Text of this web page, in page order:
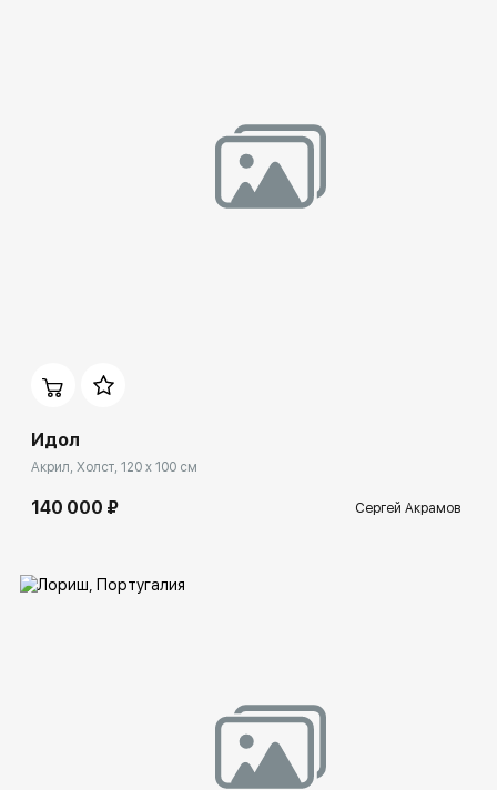
Идол
Акрил, Холст, 120 x 100 см
140 000 ₽ Сергей Акрамов